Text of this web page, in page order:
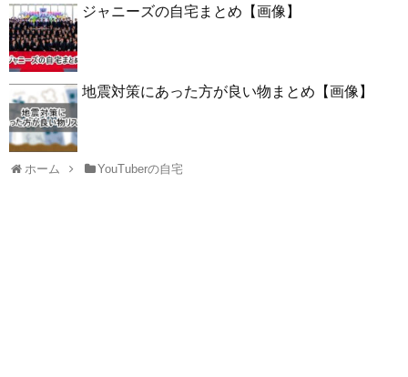
ジャニーズの自宅まとめ【画像】
地震対策にあった方が良い物まとめ【画像】
ホーム YouTuberの自宅